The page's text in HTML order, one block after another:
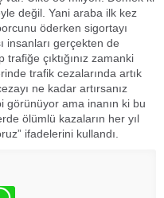
değil. Yani araba ilk kez
öderken sigortayı
insanları gerçekten de
çıktığınız zamanki
trafik cezalarında artık
ne kadar artırsanız
görünüyor ama inanın ki bu
ölümlü kazaların her yıl
ifadelerini kullandı.